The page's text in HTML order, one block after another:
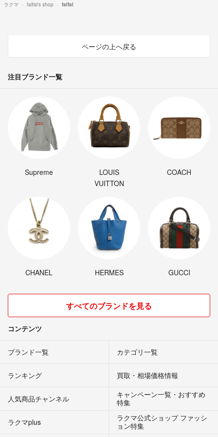
ラクマ falfal's shop falfal
ページの上へ戻る
注目ブランド一覧
Supreme
LOUIS
VUITTON
COACH
CHANEL HERMES GUCCI
すべてのブランドを見る
コンテンツ
ブランド一覧 カテゴリ一覧
ランキング 買取・相場価格情報
人気商品チャンネル
キャンペーン一覧・おすすめ
特集
ラクマplus
ラクマ公式ショップ ファッシ
ョン特集